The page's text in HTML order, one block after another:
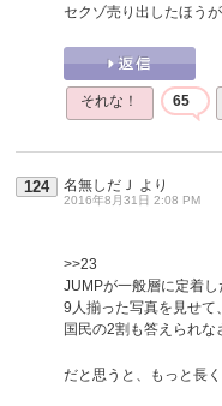
セクゾ売り出したほう
それな！ 65
124 名無しだＪ より
2016年8月31日 2:08 PM
>>23
JUMPが一般層に定着
9人揃った写真を見せて
国民の2割も答えられな
だと思うと、もっと長